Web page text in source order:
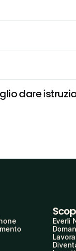
dare
Everli